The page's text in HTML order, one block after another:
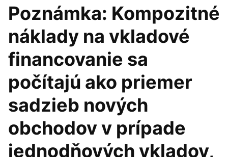
Poznámka: Kompozitné
náklady na vkladové
financovanie sa
počítajú ako priemer
sadzieb nových
obchodov v prípade
jednodňových vkladov,